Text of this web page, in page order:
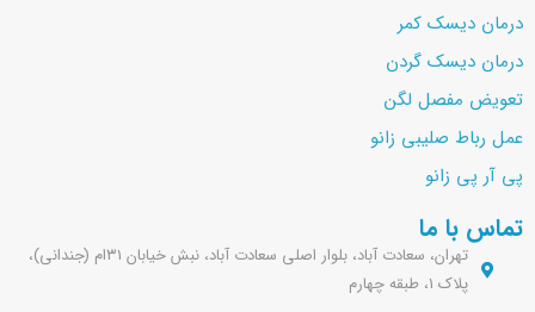
درمان دیسک کمر
درمان دیسک گردن
تعویض مفصل لگن
عمل رباط صلیبی زانو
پی آر پی زانو
تماس با ما
تهران، سعادت آباد، بلوار اصلی سعادت آباد، نبش خیابان ۳۱ام (جندانی)،
پلاک ۱، طبقه چهارم